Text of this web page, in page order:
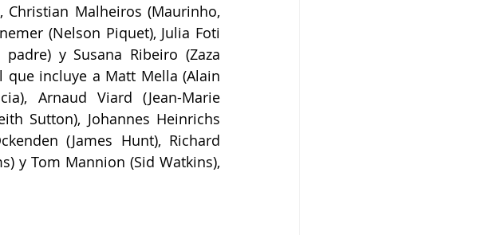
Christian Malheiros (Maurinho,
(Nelson Piquet), Julia Foti
y Susana Ribeiro (Zaza
que incluye a Matt Mella (Alain
Arnaud Viard (Jean-Marie
Sutton), Johannes Heinrichs
(James Hunt), Richard
y Tom Mannion (Sid Watkins),